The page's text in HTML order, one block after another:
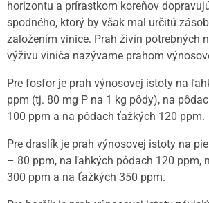
horizontu a prírastkom koreňov
spodného, ktorý by však mal určitú
založením vinice. Prah živín potrebných
výživu viniča nazývame prahom
Pre fosfor je prah výnosovej istoty na
ppm (tj. 80 mg P na 1 kg pôdy), na
100 ppm a na pôdach ťažkých 120 ppm.
Pre draslík je prah výnosovej istoty na
– 80 ppm, na ľahkých pôdach 120 ppm,
300 ppm a na ťažkých 350 ppm.